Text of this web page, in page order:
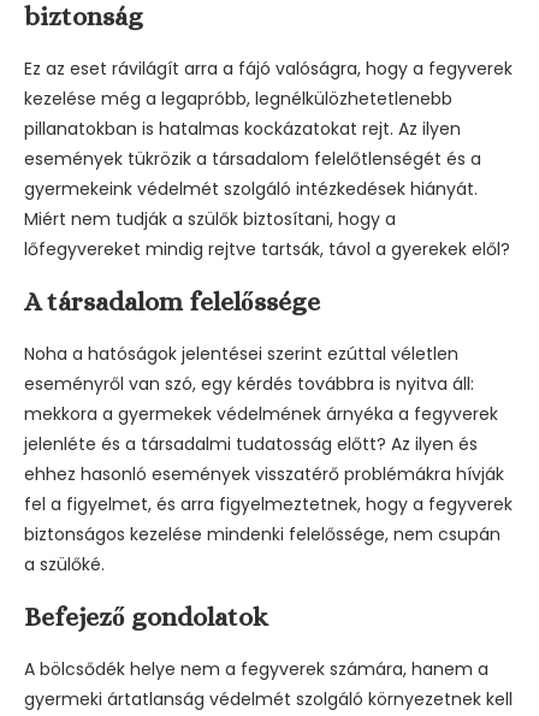
biztonság
Ez az eset rávilágít arra a fájó valóságra, hogy a fegyverek
kezelése még a legapróbb, legnélkülözhetetlenebb
pillanatokban is hatalmas kockázatokat rejt. Az ilyen
események tükrözik a társadalom felelőtlenségét és a
gyermekeink védelmét szolgáló intézkedések hiányát.
Miért nem tudják a szülők biztosítani, hogy a
lőfegyvereket mindig rejtve tartsák, távol a gyerekek elől?
A társadalom felelőssége
Noha a hatóságok jelentései szerint ezúttal véletlen
eseményről van szó, egy kérdés továbbra is nyitva áll:
mekkora a gyermekek védelmének árnyéka a fegyverek
jelenléte és a társadalmi tudatosság előtt? Az ilyen és
ehhez hasonló események visszatérő problémákra hívják
fel a figyelmet, és arra figyelmeztetnek, hogy a fegyverek
biztonságos kezelése mindenki felelőssége, nem csupán
a szülőké.
Befejező gondolatok
A bölcsődék helye nem a fegyverek számára, hanem a
gyermeki ártatlanság védelmét szolgáló környezetnek kell